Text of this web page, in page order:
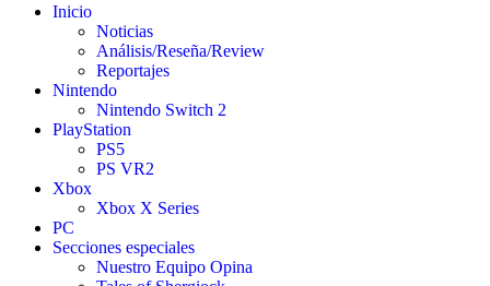
Inicio
Noticias
Análisis/Reseña/Review
Reportajes
Nintendo
Nintendo Switch 2
PlayStation
PS5
PS VR2
Xbox
Xbox X Series
PC
Secciones especiales
Nuestro Equipo Opina